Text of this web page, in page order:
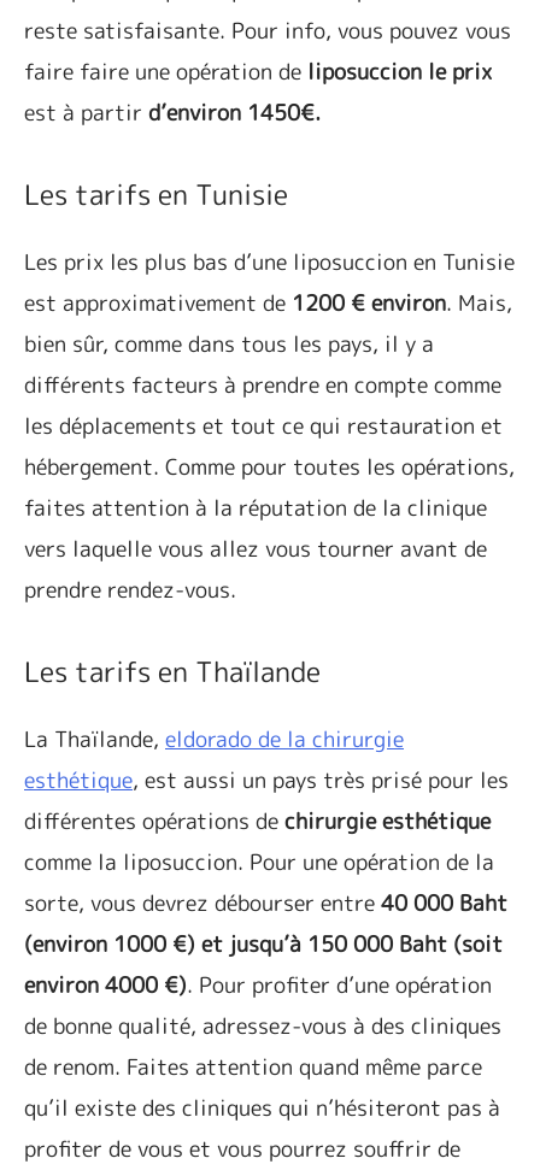
reste satisfaisante. Pour info, vous pouvez vous
faire faire une opération de liposuccion le prix
est à partir d’environ 1450€.
Les tarifs en Tunisie
Les prix les plus bas d’une liposuccion en Tunisie
est approximativement de 1200 € environ. Mais,
bien sûr, comme dans tous les pays, il y a
différents facteurs à prendre en compte comme
les déplacements et tout ce qui restauration et
hébergement. Comme pour toutes les opérations,
faites attention à la réputation de la clinique
vers laquelle vous allez vous tourner avant de
prendre rendez-vous.
Les tarifs en Thaïlande
La Thaïlande, eldorado de la chirurgie
esthétique, est aussi un pays très prisé pour les
différentes opérations de chirurgie esthétique
comme la liposuccion. Pour une opération de la
sorte, vous devrez débourser entre 40 000 Baht
(environ 1000 €) et jusqu’à 150 000 Baht (soit
environ 4000 €). Pour profiter d’une opération
de bonne qualité, adressez-vous à des cliniques
de renom. Faites attention quand même parce
qu’il existe des cliniques qui n’hésiteront pas à
profiter de vous et vous pourrez souffrir de